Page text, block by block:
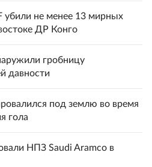
убили не менее 13 мирных
ДР Конго
гробницу
давности
под землю во время
гола
НПЗ Saudi Aramco в